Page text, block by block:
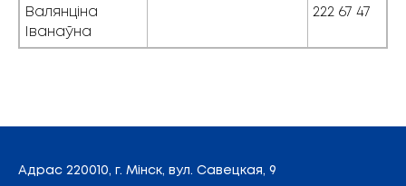
Валянціна
Іванаўна
222 67 47
Адрас 220010, г. Мінск, вул. Савецкая, 9